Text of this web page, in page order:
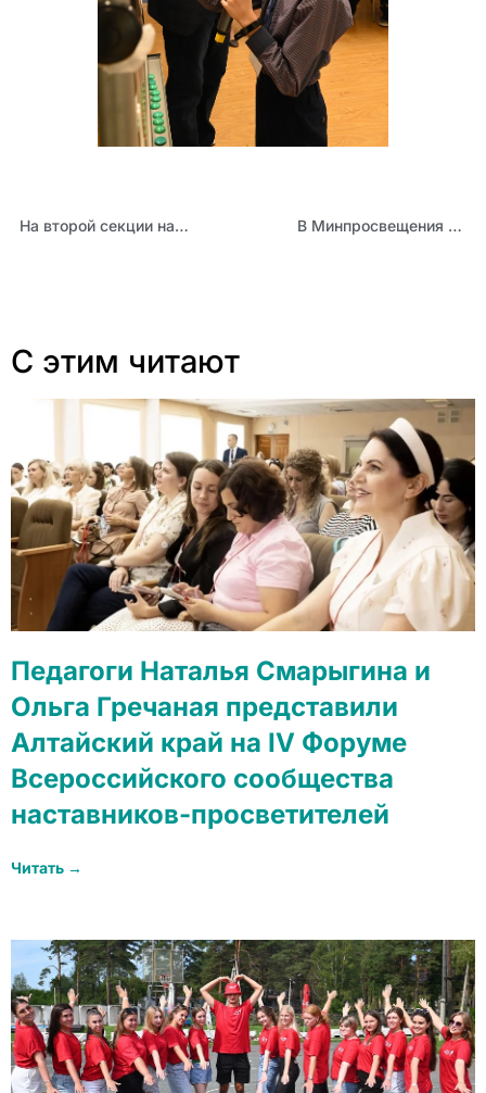
На второй секции научно-практической конференции в АИРО обсудили ход реализации регионального проекта «Шахматы в школе» В Минпросвещения рассказали, как будущие педагоги могут начать профессиональную деятельность
С этим читают
Педагоги Наталья Смарыгина и
Ольга Гречаная представили
Алтайский край на IV Форуме
Всероссийского сообщества
наставников-просветителей
Читать →